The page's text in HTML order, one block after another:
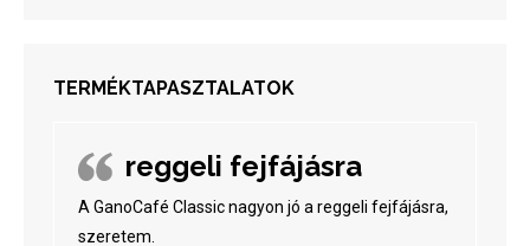
TERMÉKTAPASZTALATOK
reggeli fejfájásra
A GanoCafé Classic nagyon jó a reggeli fejfájásra,
szeretem.